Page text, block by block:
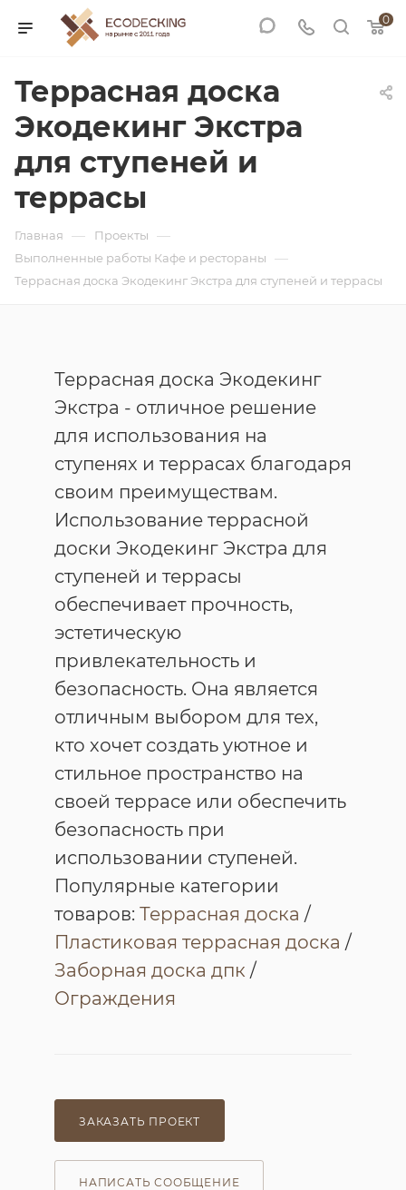
0
Террасная доска
Экодекинг Экстра
для ступеней и
террасы
Главная — Проекты —
Выполненные работы Кафе и рестораны —
Террасная доска Экодекинг Экстра для ступеней и террасы
Террасная доска Экодекинг
Экстра - отличное решение
для использования на
ступенях и террасах благодаря
своим преимуществам.
Использование террасной
доски Экодекинг Экстра для
ступеней и террасы
обеспечивает прочность,
эстетическую
привлекательность и
безопасность. Она является
отличным выбором для тех,
кто хочет создать уютное и
стильное пространство на
своей террасе или обеспечить
безопасность при
использовании ступеней.
Популярные категории
товаров: Террасная доска /
Пластиковая террасная доска /
Заборная доска дпк /
Ограждения
ЗАКАЗАТЬ ПРОЕКТ
НАПИСАТЬ СООБЩЕНИЕ